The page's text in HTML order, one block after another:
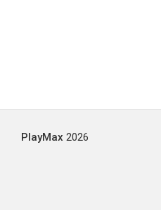
PlayMax 2026